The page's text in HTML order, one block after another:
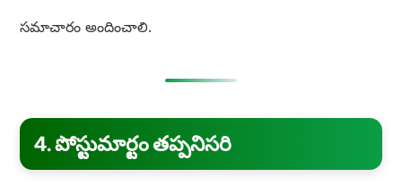
సమాచారం అందించాలి.
4. పోస్టుమార్టం తప్పనిసరి